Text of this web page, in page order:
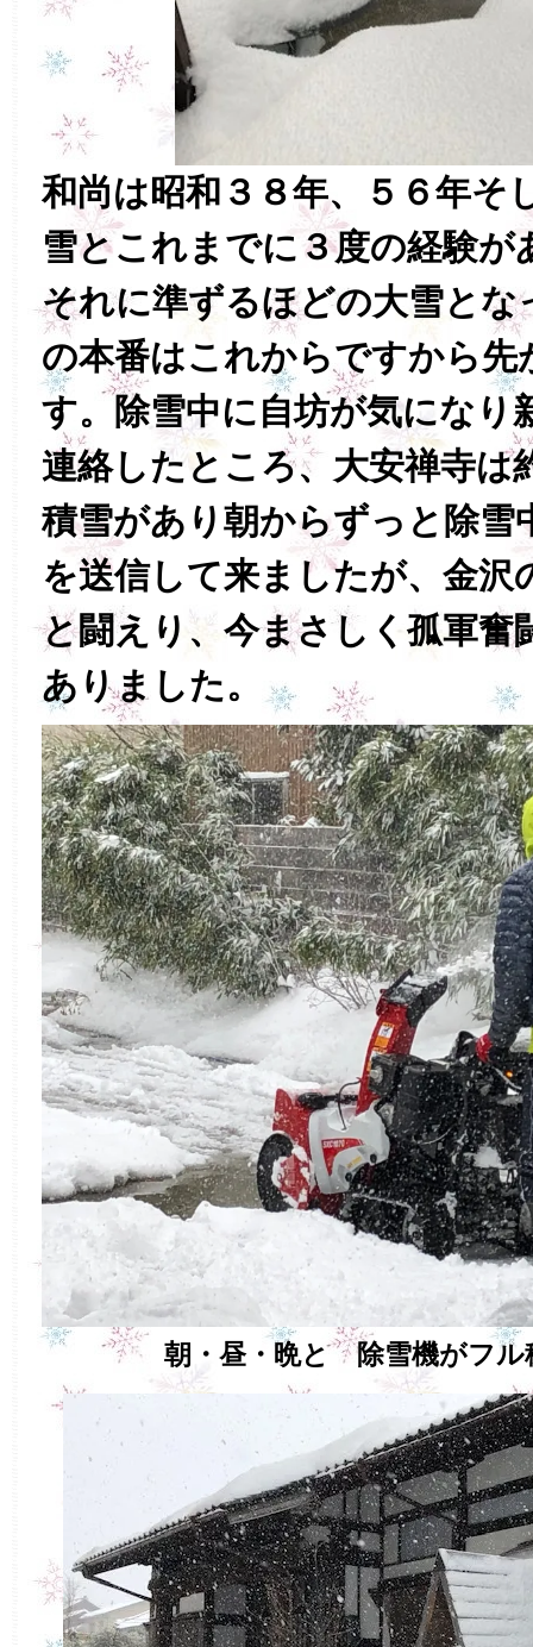
和尚は昭和３８年、５６年そ
雪とこれまでに３度の経験が
それに準ずるほどの大雪とな
の本番はこれからですから先
す。除雪中に自坊が気になり
連絡したところ、大安禅寺は
積雪があり朝からずっと除雪
を送信して来ましたが、金沢
と闘えり、今まさしく孤軍奮
ありました。
朝・昼・晩と 除雪機がフル